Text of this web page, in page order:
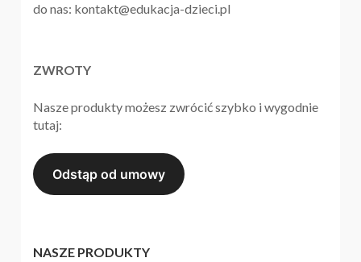
do nas: kontakt@edukacja-dzieci.pl
ZWROTY
Nasze produkty możesz zwrócić szybko i wygodnie
tutaj:
NASZE PRODUKTY